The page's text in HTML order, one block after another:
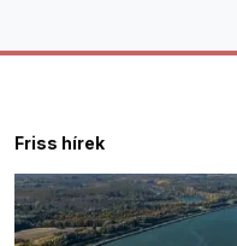
Friss hírek